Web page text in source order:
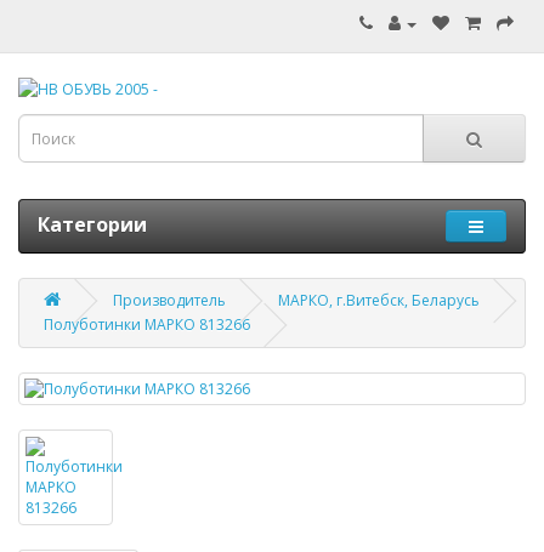
Категории
Производитель
МАРКО, г.Витебск, Беларусь
Полуботинки МАРКО 813266